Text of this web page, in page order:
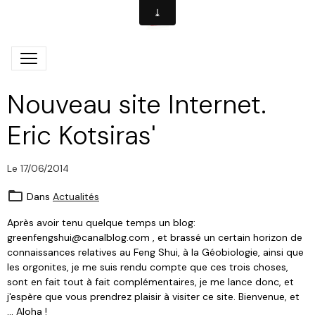
Nouveau site Internet.
Eric Kotsiras'
Le 17/06/2014
Dans Actualités
Après avoir tenu quelque temps un blog:
greenfengshui@canalblog.com , et brassé un certain horizon de
connaissances relatives au Feng Shui, à la Géobiologie, ainsi que
les orgonites, je me suis rendu compte que ces trois choses,
sont en fait tout à fait complémentaires, je me lance donc, et
j'espère que vous prendrez plaisir à visiter ce site. Bienvenue, et
... Aloha !